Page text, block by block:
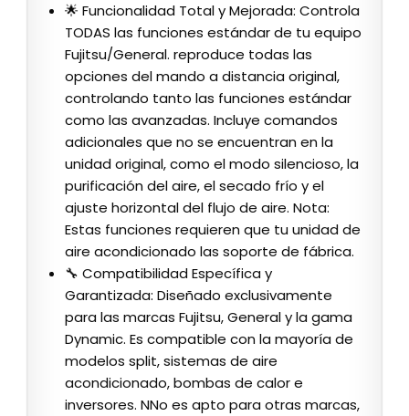
🌟 Funcionalidad Total y Mejorada: Controla
TODAS las funciones estándar de tu equipo
Fujitsu/General. reproduce todas las
opciones del mando a distancia original,
controlando tanto las funciones estándar
como las avanzadas. Incluye comandos
adicionales que no se encuentran en la
unidad original, como el modo silencioso, la
purificación del aire, el secado frío y el
ajuste horizontal del flujo de aire. Nota:
Estas funciones requieren que tu unidad de
aire acondicionado las soporte de fábrica.
🔧 Compatibilidad Específica y
Garantizada: Diseñado exclusivamente
para las marcas Fujitsu, General y la gama
Dynamic. Es compatible con la mayoría de
modelos split, sistemas de aire
acondicionado, bombas de calor e
inversores. NNo es apto para otras marcas,